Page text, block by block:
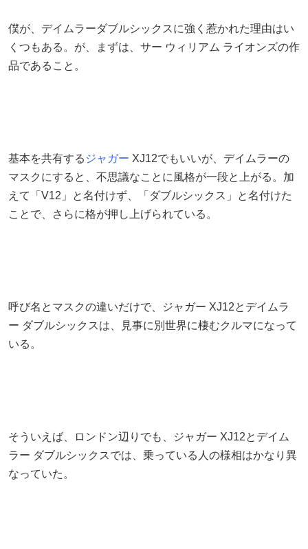
僕が、デイムラーダブルシックスに強く惹かれた理由はい
くつもある。が、まずは、サー ウィリアム ライオンズの作
品であること。
基本を共有する ジャガー XJ12でもいいが、デイムラーの
マスクにすると、不思議なことに風格が一段と上がる。加
えて「V12」と名付けず、「ダブルシックス」と名付けた
ことで、さらに格が押し上げられている。
呼び名とマスクの違いだけで、ジャガー XJ12とデイムラ
ー ダブルシックスは、見事に別世界に棲むクルマになって
いる。
そういえば、ロンドン辺りでも、ジャガー XJ12とデイム
ラー ダブルシックスでは、乗っている人の様相はかなり異
なっていた。